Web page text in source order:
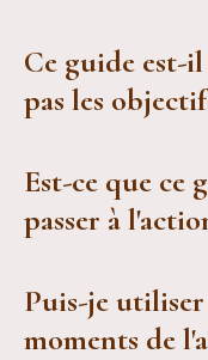
Ce guide est-
pas les
Est-ce que ce
passer à
Puis-je
moments de